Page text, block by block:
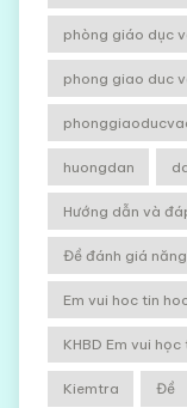
phòng giáo dục
phong giao duc
huongdan
Hướng dẫn và
Đề đánh giá
Em vui hoc tin hoc
KHBD Em vui
Kiemtra Đề